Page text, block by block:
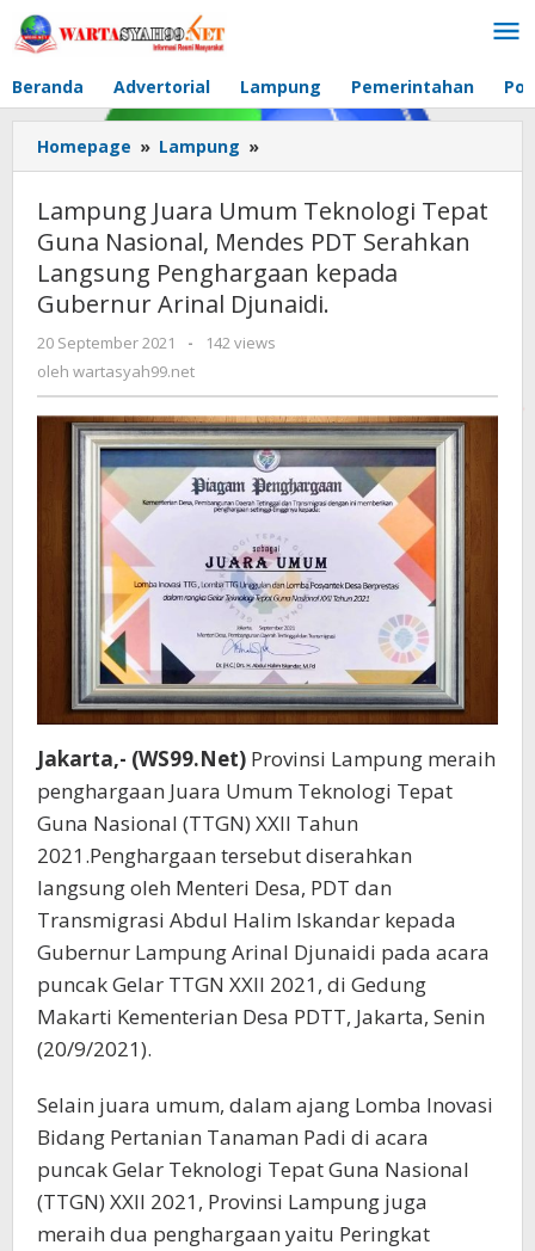
Lewati
ke
Beranda
Advertorial Lampung Pemerintahan
Homepage » Lampung »
Juara
Teknologi
Tepat
Guna
Nasional,
PDT
Langsung
Penghargaan
kepada
Gubernur
Arinal
Lampung Juara Umum Teknologi Tepat
Guna Nasional, Mendes PDT Serahkan
Langsung Penghargaan kepada
Gubernur Arinal Djunaidi.
20 September 2021
oleh
wartasyah99.net
-
142 views
oleh wartasyah99.net
Jakarta,- (WS99.Net) Provinsi Lampung meraih
penghargaan Juara Umum Teknologi Tepat
Guna Nasional (TTGN) XXII Tahun
2021.Penghargaan tersebut diserahkan
langsung oleh Menteri Desa, PDT dan
Transmigrasi Abdul Halim Iskandar kepada
Gubernur Lampung Arinal Djunaidi pada acara
puncak Gelar TTGN XXII 2021, di Gedung
Makarti Kementerian Desa PDTT, Jakarta, Senin
(20/9/2021).
Selain juara umum, dalam ajang Lomba Inovasi
Bidang Pertanian Tanaman Padi di acara
puncak Gelar Teknologi Tepat Guna Nasional
(TTGN) XXII 2021, Provinsi Lampung juga
meraih dua penghargaan yaitu Peringkat